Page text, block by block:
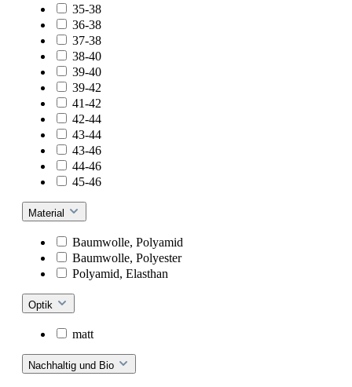
35-38
36-38
37-38
38-40
39-40
39-42
41-42
42-44
43-44
43-46
44-46
45-46
Material
Baumwolle, Polyamid
Baumwolle, Polyester
Polyamid, Elasthan
Optik
matt
Nachhaltig und Bio